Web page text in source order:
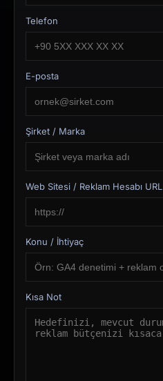
Telefon
E-posta
Şirket / Marka
Web Sitesi / Reklam Hesabı URL
Konu / İhtiyaç
Kısa Not